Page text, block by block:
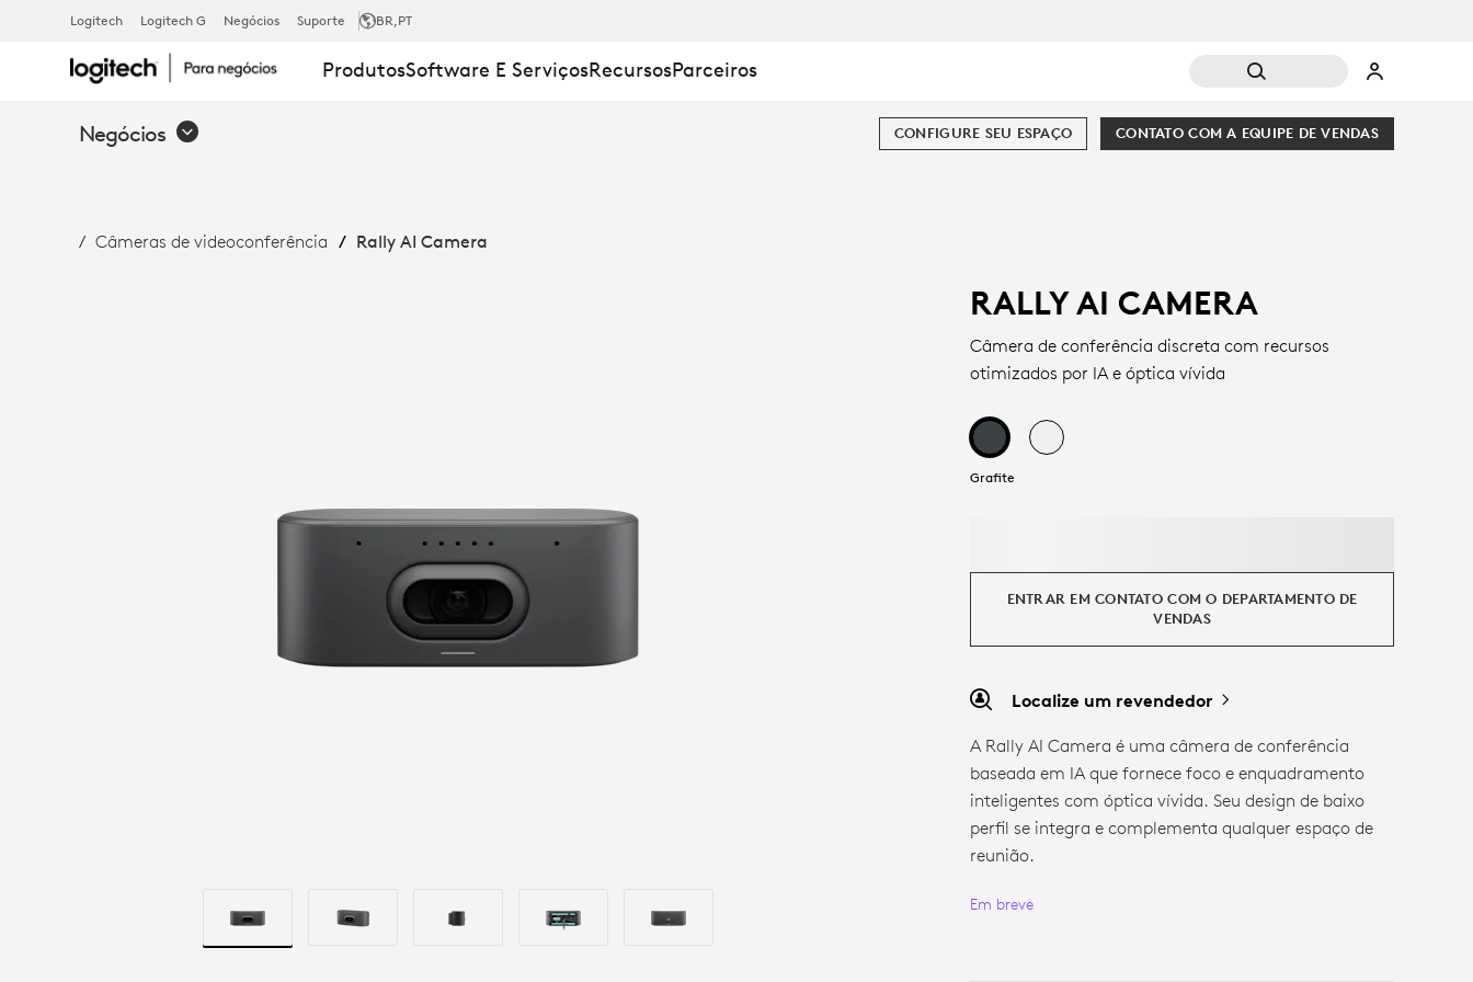
RALLY
CAMERA:
Logitech Logitech G Negócios Suporte BR,PT
ProdutosSoftware E ServiçosRecursosParceiros
Negócios CONTATO COM A EQUIPE DE VENDAS
CONFIGURE SEU ESPAÇO
Câmeras de videoconferência Rally AI Camera
RALLY AI CAMERA
Câmera de conferência discreta com recursos
otimizados por IA e óptica vívida
Grafite
ENTRAR EM CONTATO COM O DEPARTAMENTO DE
VENDAS
Localize um revendedor
A Rally AI Camera é uma câmera de conferência
baseada em IA que fornece foco e enquadramento
inteligentes com óptica vívida. Seu design de baixo
perfil se integra e complementa qualquer espaço de
reunião.
Em breve